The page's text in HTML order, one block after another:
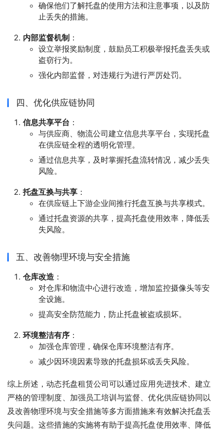
确保他们了解托盘的使用方法和注意事项，以及防
止丢失的措施。
内部监督机制 ：
设立举报奖励制度，鼓励员工积极举报托盘丢失或
盗窃行为。
强化内部监督，对违规行为进行严厉处罚。
四、优化供应链协同
信息共享平台 ：
与供应商、物流公司建立信息共享平台，实现托盘
在供应链全程的透明化管理。
通过信息共享，及时掌握托盘流转情况，减少丢失
风险。
托盘互换与共享 ：
在供应链上下游企业间推行托盘互换与共享模式。
通过托盘资源的共享，提高托盘使用效率，降低丢
失风险。
五、改善物理环境与安全措施
仓库改造 ：
对仓库和物流中心进行改造，增加监控摄像头等安
全设施。
提高安全防范能力，防止托盘被盗或损坏。
环境整洁有序 ：
加强仓库管理，确保仓库环境整洁有序。
减少因环境因素导致的托盘损坏或丢失风险。
综上所述，动态托盘租赁公司可以通过应用先进技术、建立
严格的管理制度、加强员工培训与监督、优化供应链协同以
及改善物理环境与安全措施等多方面措施来有效解决托盘丢
失问题。这些措施的实施将有助于提高托盘使用效率、降低